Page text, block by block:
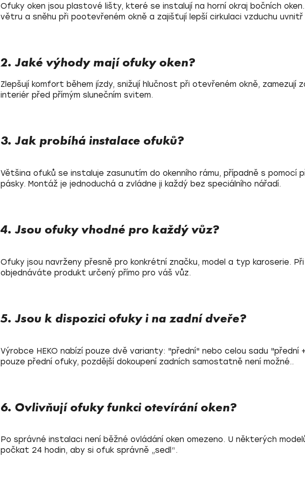
r
v
p
i
Ofuky oken jsou plastové lišty, které se instalují na horní okraj bočních
větru a sněhu při pootevřeném okně a zajišťují lepší cirkulaci vzduchu uvnitř
2. Jaké výhody mají ofuky oken?
Zlepšují komfort během jízdy, snižují hlučnost při otevřeném okně, zamezují
interiér před přímým slunečním svitem.
3. Jak probíhá instalace ofuků?
Většina ofuků se instaluje zasunutím do okenního rámu, případně s pomocí
pásky. Montáž je jednoduchá a zvládne ji každý bez speciálního nářadí.
4. Jsou ofuky vhodné pro každý vůz?
Ofuky jsou navrženy přesně pro konkrétní značku, model a typ karoserie.
objednáváte produkt určený přímo pro váš vůz.
5. Jsou k dispozici ofuky i na zadní dveře?
Výrobce HEKO nabízí pouze dvě varianty: "přední" nebo celou sadu
pouze přední ofuky, pozdější dokoupení zadních samostatně není možné..
6. Ovlivňují ofuky funkci otevírání oken?
Po správné instalaci není běžné ovládání oken omezeno. U některých
počkat 24 hodin, aby si ofuk správně „sedl“.